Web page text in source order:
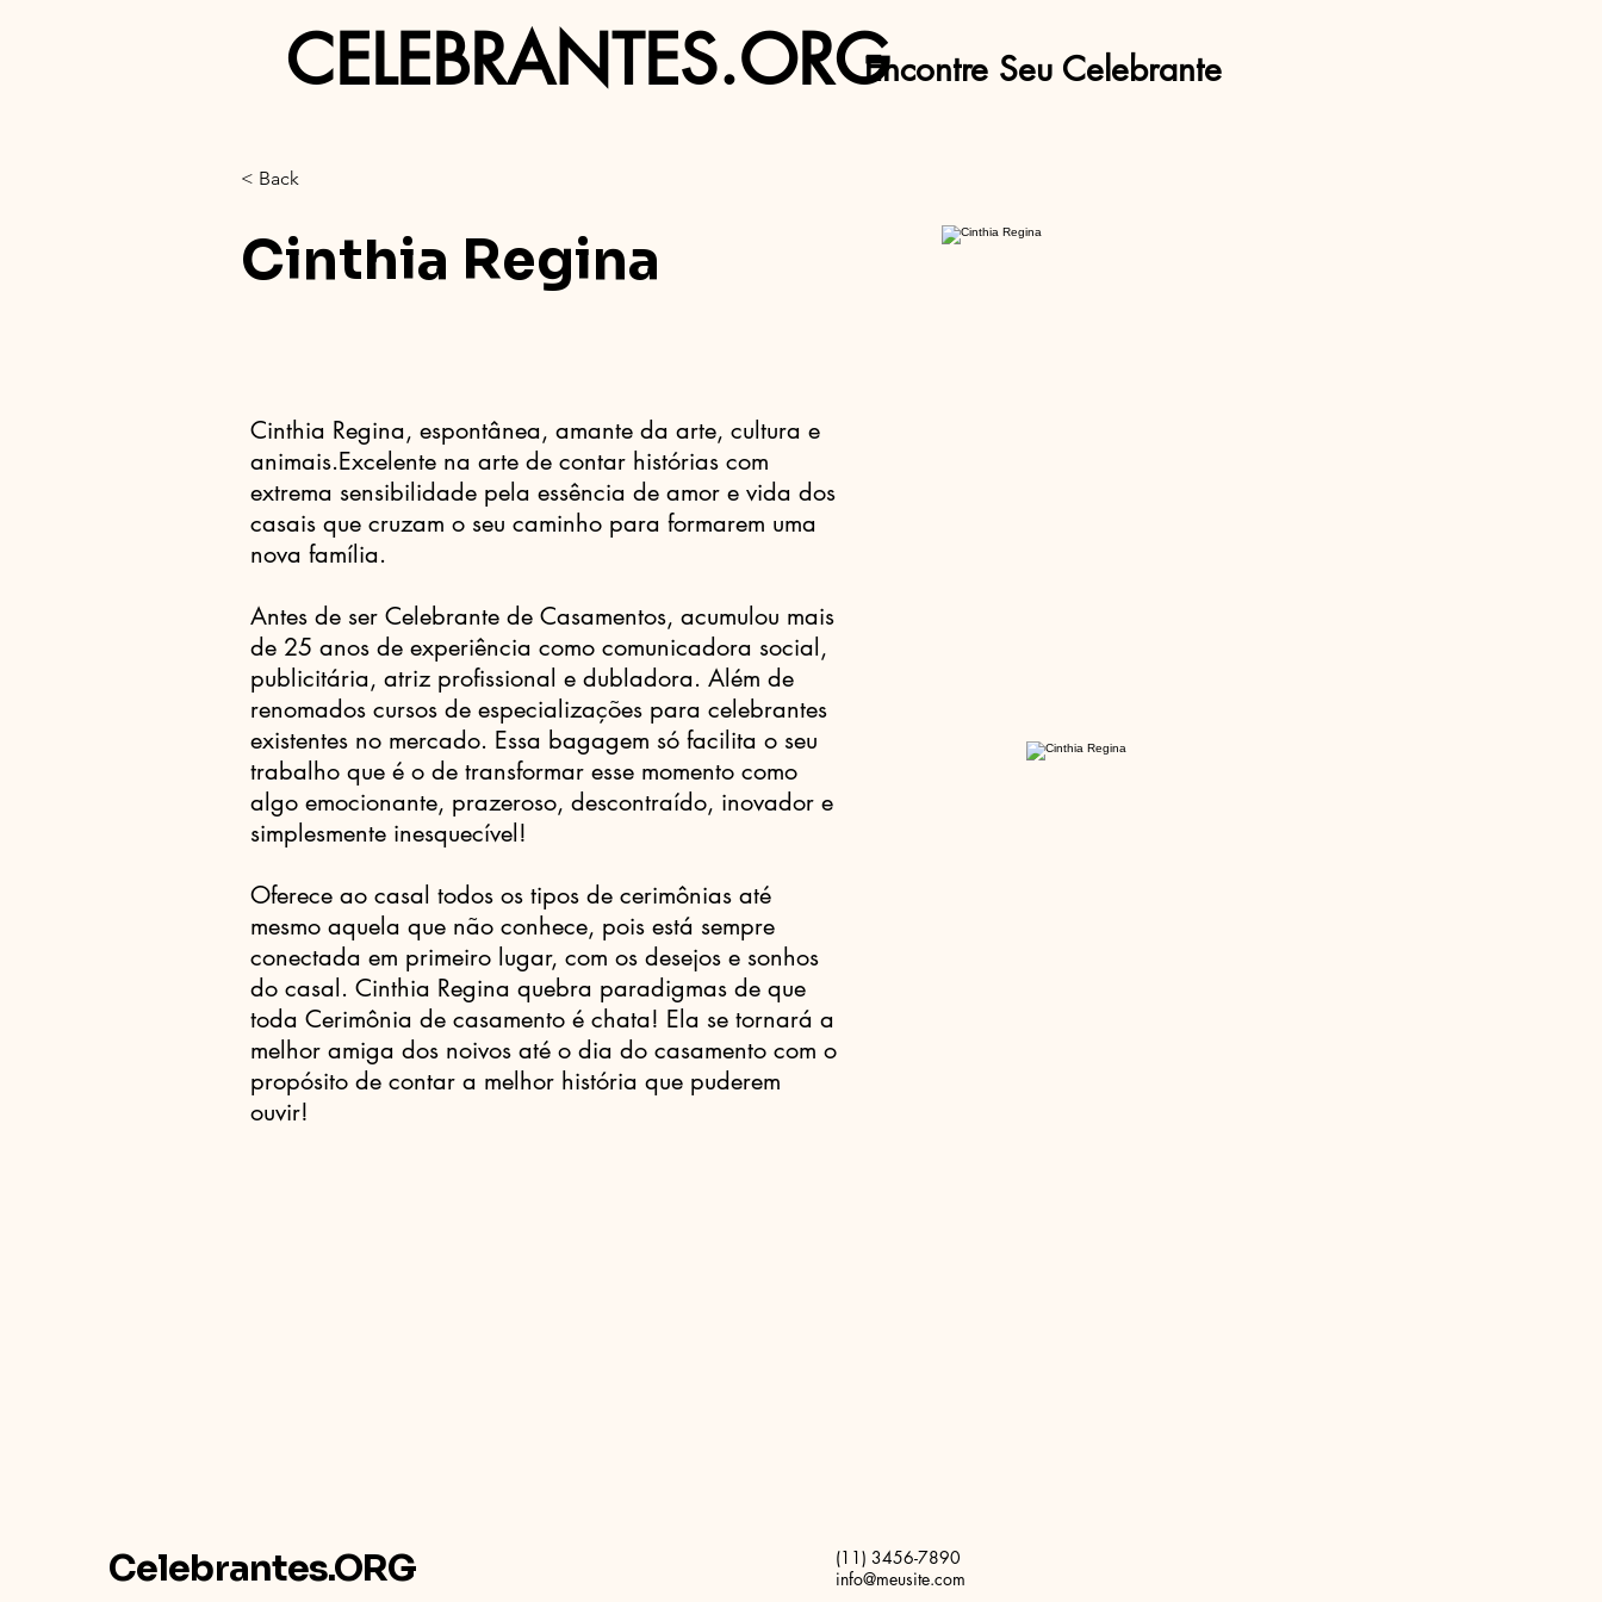
CELEBRANTES.ORGEncontre Seu Celebrante
< Back
Cinthia Regina
Cinthia Regina, espontânea, amante da arte, cultura e
animais.Excelente na arte de contar histórias com
extrema sensibilidade pela essência de amor e vida dos
casais que cruzam o seu caminho para formarem uma
nova família.
Antes de ser Celebrante de Casamentos, acumulou mais
de 25 anos de experiência como comunicadora social,
publicitária, atriz profissional e dubladora. Além de
renomados cursos de especializações para celebrantes
existentes no mercado. Essa bagagem só facilita o seu
trabalho que é o de transformar esse momento como
algo emocionante, prazeroso, descontraído, inovador e
simplesmente inesquecível!
Oferece ao casal todos os tipos de cerimônias até
mesmo aquela que não conhece, pois está sempre
conectada em primeiro lugar, com os desejos e sonhos
do casal. Cinthia Regina quebra paradigmas de que
toda Cerimônia de casamento é chata! Ela se tornará a
melhor amiga dos noivos até o dia do casamento com o
propósito de contar a melhor história que puderem
ouvir!
Celebrantes.ORG
(11) 3456-7890
info@meusite.com